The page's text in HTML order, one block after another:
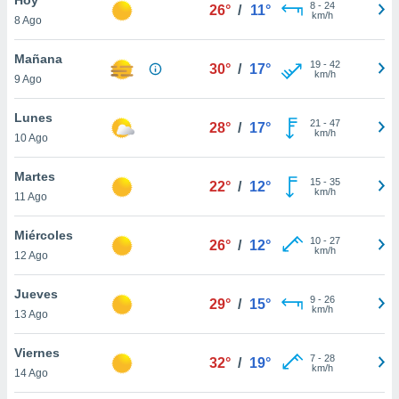
en
más
nuestra
de
cookies
aceptar
8 Ago
26° / 11° 8- 24
km/h
Mañana
9 Ago
30° / 17° 19- 42
km/h
Lunes
10 Ago
28° / 17° 21 - 47
km/h
Martes
11 Ago
22° / 12° 15- 35
km/h
Miércoles
12 Ago
26° / 12° 10- 27
km/h
Jueves
13 Ago
29° / 15° 9- 26
km/h
Viernes
14 Ago
32° / 19° 7- 28
km/h